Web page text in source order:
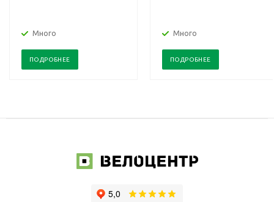
Много
ПОДРОБНЕЕ
Много
ПОДРОБНЕЕ